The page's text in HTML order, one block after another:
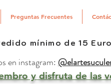
Preguntas Frecuentes
mínimo de 15
en instagram:
y disfruta de las